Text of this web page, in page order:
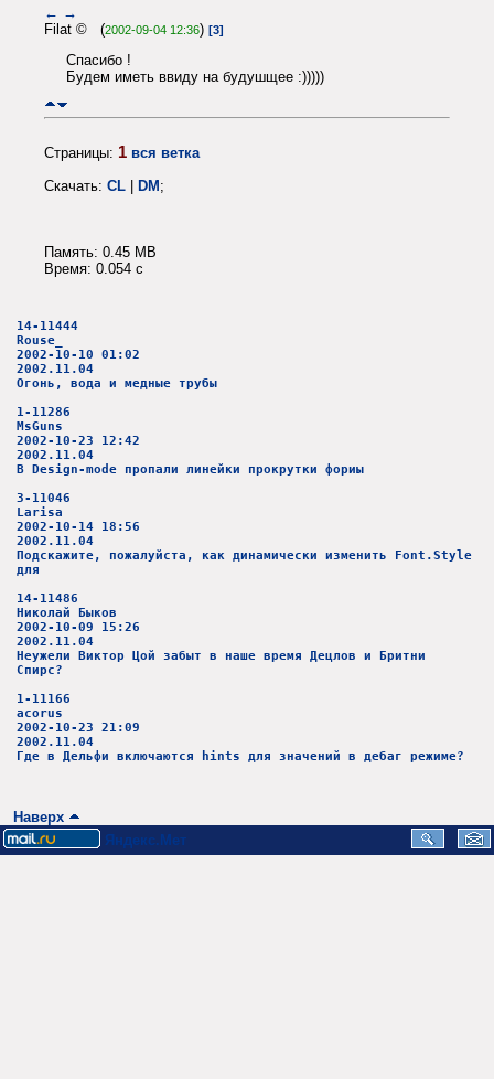
← →
Filat © (2002-09-04 12:36) [3]
Спасибо !
Будем иметь ввиду на будушщее :)))))
Страницы: 1 вся ветка
Скачать: CL | DM;
Память: 0.45 MB
Время: 0.054 c
14-11444
Rouse_
2002-10-10 01:02
2002.11.04
Огонь, вода и медные трубы
1-11286
MsGuns
2002-10-23 12:42
2002.11.04
В Design-mode пропали линейки прокрутки фориы
3-11046
Larisa
2002-10-14 18:56
2002.11.04
Подскажите, пожалуйста, как динамически изменить Font.Style
для
14-11486
Николай Быков
2002-10-09 15:26
2002.11.04
Неужели Виктор Цой забыт в наше время Децлов и Бритни
Спирс?
1-11166
acorus
2002-10-23 21:09
2002.11.04
Где в Дельфи включаются hints для значений в дебаг режиме?
Наверх